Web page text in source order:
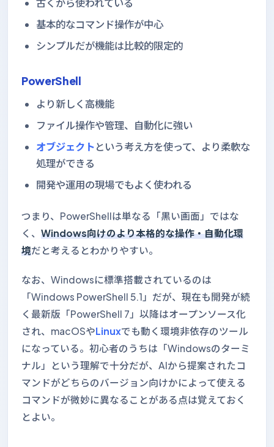
古くから使われている
基本的なコマンド操作が中心
シンプルだが機能は比較的限定的
PowerShell
より新しく高機能
ファイル操作や管理、自動化に強い
オブジェクトという考え方を使って、より柔軟な
処理ができる
開発や運用の現場でもよく使われる
つまり、PowerShellは単なる「黒い画面」ではな
く、 Windows向けのより本格的な操作・自動化環
境だと考えるとわかりやすい。
なお、Windowsに標準搭載されているのは
「Windows PowerShell 5.1」だが、現在も開発が続
く最新版「PowerShell 7」以降はオープンソース化
され、macOSやLinuxでも動く環境非依存のツール
になっている。初心者のうちは「Windowsのターミ
ナル」という理解で十分だが、AIから提案されたコ
マンドがどちらのバージョン向けかによって使える
コマンドが微妙に異なることがある点は覚えておく
とよい。